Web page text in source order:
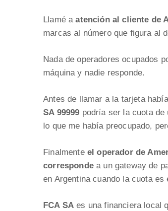
Llamé aatención al cliente de
marcas al número que figura al
Nada de operadores ocupados
máquina y nadie responde.
Antes de llamar a la tarjeta
SA 99999 podría ser la cuota de
lo que me había preocupado,
Finalmenteel operador de
correspondea un gateway de
en Argentina cuando la cuota es
FCA SA es una financiera local